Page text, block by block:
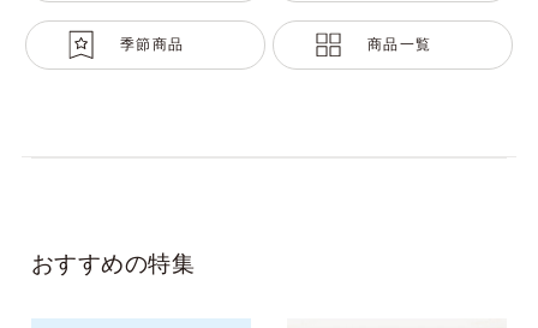
季節商品 商品一覧
おすすめの特集